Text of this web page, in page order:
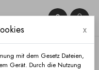


x
mit dem Gesetz Dateien,
Gerät. Durch die Nutzung